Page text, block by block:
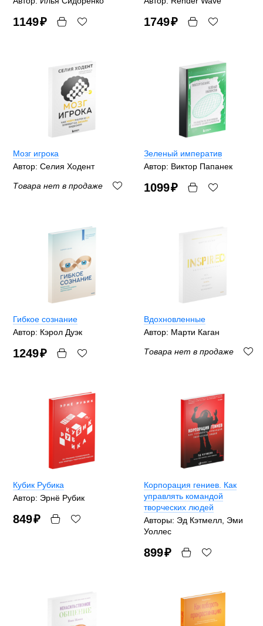
1149₽ 1749₽
Мозг игрока
Автор: Селия Ходент
Товара нет в продаже
Зеленый императив
Автор: Виктор Папанек
1099₽
Гибкое сознание
Автор: Кэрол Дуэк
1249₽
Вдохновленные
Автор: Марти Каган
Товара нет в продаже
Кубик Рубика
Автор: Эрнё Рубик
849₽
Корпорация гениев. Как
управлять командой
творческих людей
Авторы: Эд Кэтмелл, Эми
Уоллес
899₽